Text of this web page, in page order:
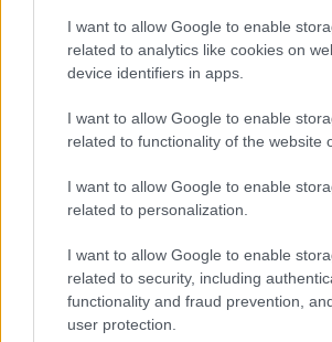
I want to allow Google to enable
related to analytics like cookies on
device identifiers in apps.
I want to allow Google to enable
related to functionality of the website
I want to allow Google to enable
related to personalization.
I want to allow Google to enable
related to security, including
functionality and fraud prevention,
user protection.
teljesítménnyel
Hozzászólások